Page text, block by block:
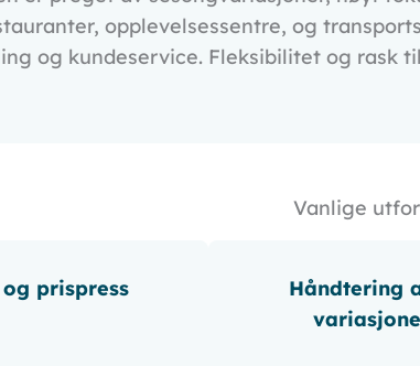
opplevelsessentre, og
og kundeservice. Fleksibilitet og rask
Vanlige
prispress
Håndtering